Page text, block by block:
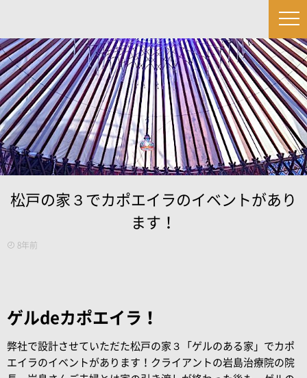
松戸の家３でカポエイラのイベントがあり
ます！
8年前
ゲルdeカポエイラ！
弊社で設計させていただた松戸の家３「ゲルのある家」でカポ
エイラのイベントがあります！クライアントの岩島治療院の院